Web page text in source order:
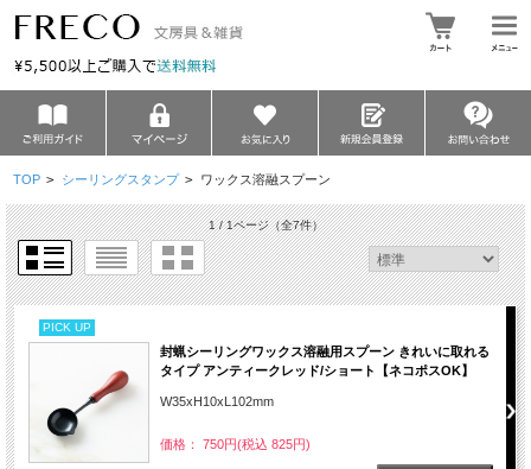
TOP > シーリングスタンプ > ワックス溶融スプーン
1 / 1ページ（全7件）
PICK UP
封蝋シーリングワックス溶融用スプーン きれいに取れる
タイプ アンティークレッド/ショート【ネコポスOK】
W35xH10xL102mm
価格： 750円(税込 825円)